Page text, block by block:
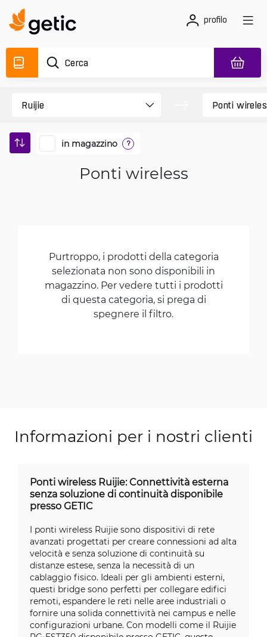
profilo
in magazzino ?
Ponti wireless
Purtroppo, i prodotti della categoria
selezionata non sono disponibili in
magazzino. Per vedere tutti i prodotti
di questa categoria, si prega di
spegnere il filtro.
Informazioni per i nostri clienti
Ponti wireless Ruijie: Connettività esterna
senza soluzione di continuità disponibile
presso GETIC
I ponti wireless Ruijie sono dispositivi di rete
avanzati progettati per creare connessioni ad alta
velocità e senza soluzione di continuità su
distanze estese, senza la necessità di un
cablaggio fisico. Ideali per gli ambienti esterni,
questi bridge sono perfetti per collegare edifici
remoti, espandere le reti nelle aree industriali o
fornire una solida connettività nei campus e nelle
configurazioni urbane. Con modelli come il Ruijie